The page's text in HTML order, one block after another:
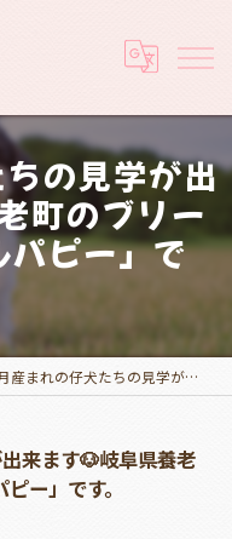
の見学が出
町のブリー
パピー」で
れの仔犬たちの見学が出来ます🐶岐阜県養老町のブリーダー「ワンダフルパピー」です。
来ます🐶岐阜県養老
ー」です。